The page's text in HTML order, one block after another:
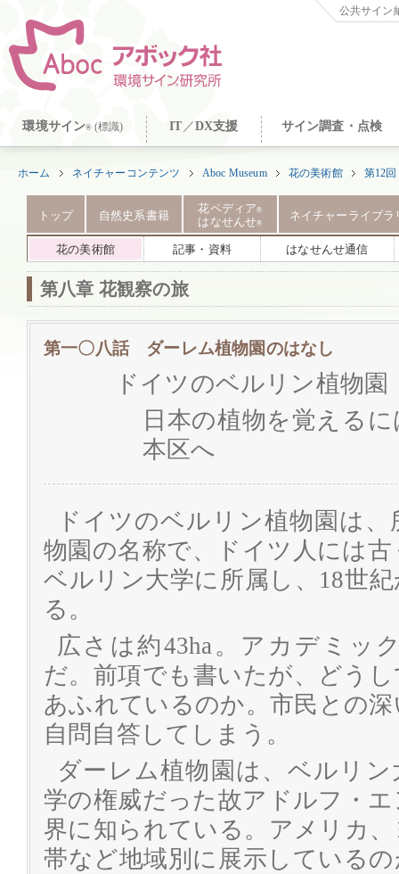
公共サイン
環境サイン® (標識) IT ／DX支援 サイン調査・点検
ホーム ネイチャーコンテンツ Aboc Museum 花の美術館 第12
トップ 自然史系書籍
花ペディア®
はなせんせ®
ネイチャーライブラ
花の美術館 記事・資料 はなせんせ通信
第八章 花観察の旅
第一〇八話 ダーレム植物園のはなし
ドイツのベルリン植物園
日本の植物を覚える
本区へ
ドイツのベルリン植物園は
物園の名称で、ドイツ人には
ベルリン大学に所属し、18世
る。
広さは約43ha。アカデミッ
だ。前項でも書いたが、どう
あふれているのか。市民との
自問自答してしまう。
ダーレム植物園は、ベルリ
学の権威だった故アドルフ・
界に知られている。アメリカ
帯など地域別に展示している